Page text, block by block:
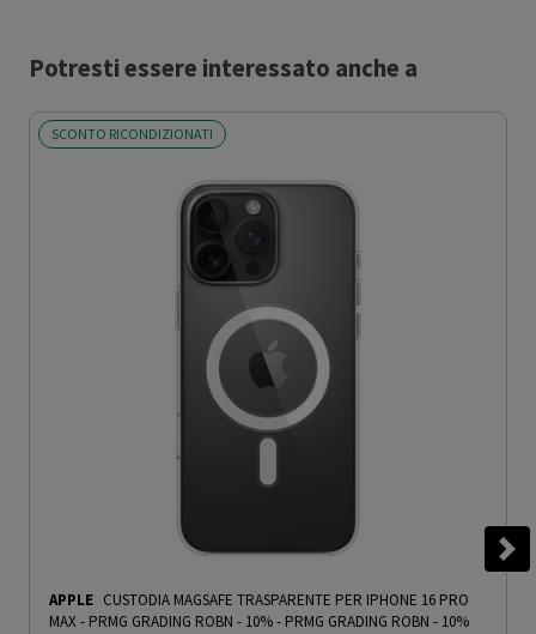
Potresti essere interessato anche a
SCONTO RICONDIZIONATI
APPLE CUSTODIA MAGSAFE TRASPARENTE PER IPHONE 16 PRO
MAX - PRMG GRADING ROBN - 10%- PRMG GRADING ROBN - 10%